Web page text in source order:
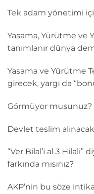
Tek adam yönetimi
Yasama, Yürütme ve
tanımlanır dünya
Yasama ve Yürütme
girecek, yargı da
Görmüyor musunuz?
Devlet teslim
“Ver Bilal’i al 3 Hilali”
farkında mısınız?
AKP’nin bu söze